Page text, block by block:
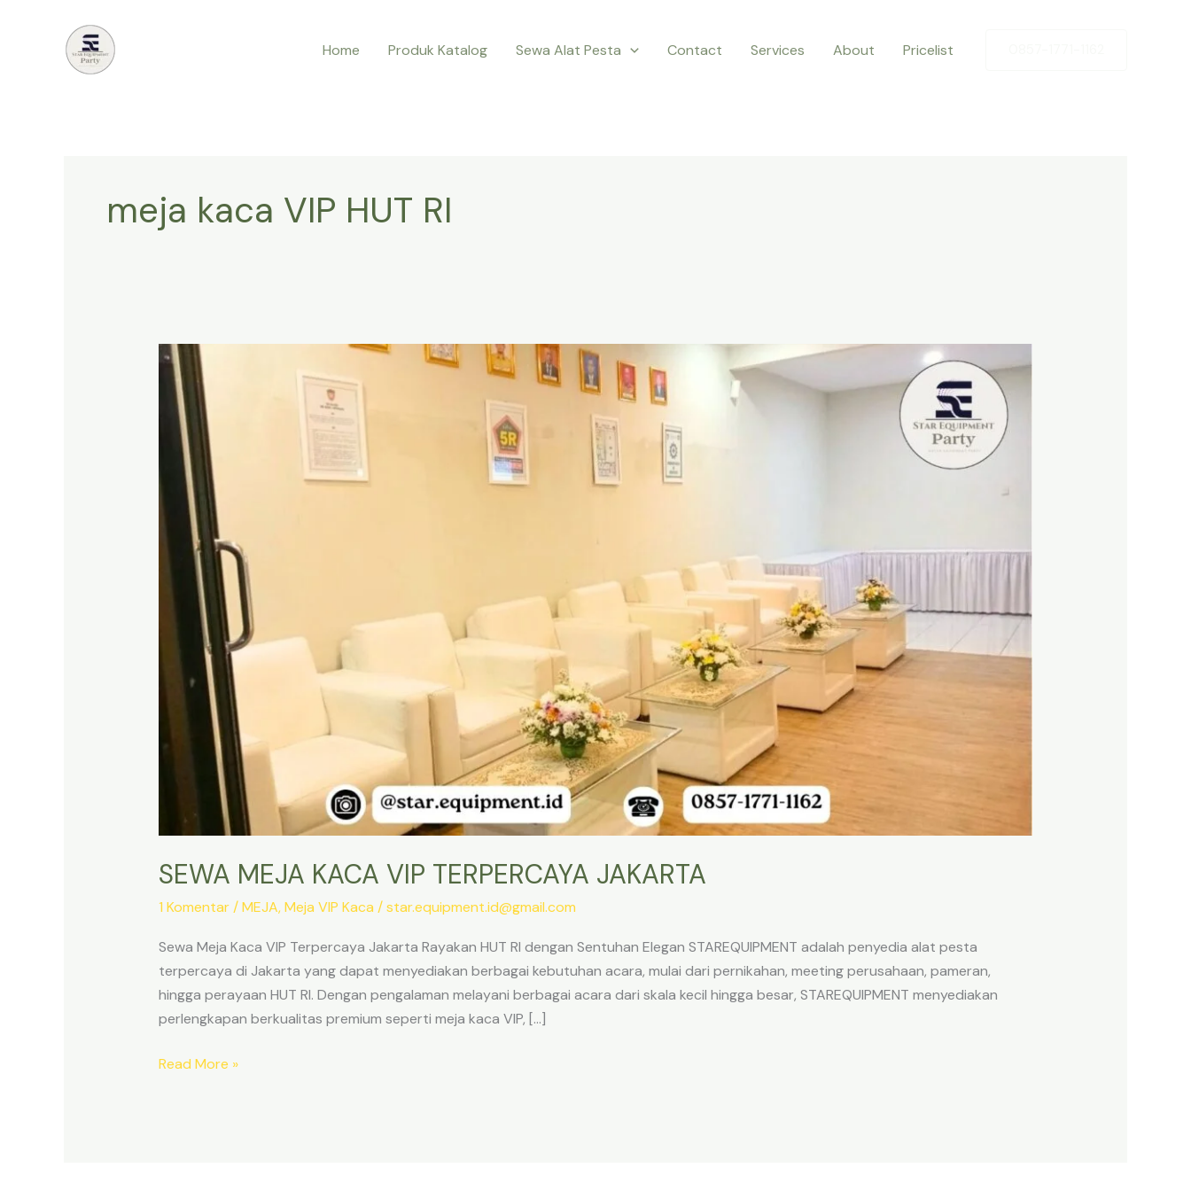
Home Produk Katalog Sewa Alat Pesta Contact Services About Pricelist
meja kaca VIP HUT RI
SEWA MEJA KACA VIP TERPERCAYA JAKARTA
1 Komentar /MEJA,Meja VIP Kaca /star.equipment.id@gmail.com
Sewa Meja Kaca VIP Terpercaya Jakarta Rayakan HUT RI dengan Sentuhan Elegan STAREQUIPMENT adalah penyedia alat pesta
terpercaya di Jakarta yang dapat menyediakan berbagai kebutuhan acara, mulai dari pernikahan, meeting perusahaan, pameran,
hingga perayaan HUT RI. Dengan pengalaman melayani berbagai acara dari skala kecil hingga besar, STAREQUIPMENT menyediakan
perlengkapan berkualitas premium seperti meja kaca VIP, […]
SEWA
Read More »